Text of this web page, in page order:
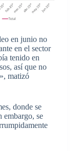
en junio no
en el sector
tenido en
así que no
matizó
donde se
embargo, se